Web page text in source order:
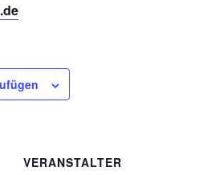
VERANSTALTER